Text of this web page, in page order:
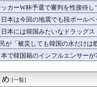
ッカー協会、W杯・五輪で複数
山で事故が相次いでいること
が第25・26号ホームランもド
】美味しいミートボール【ポ
での中国のプロパガンダ工作っ
以上聴いたJ-POP、この5曲」
」韓国サッカーに衝撃的不祥事
ルに肘をついてはいけない？
谷翔平が今永昇太から第25号弾
カーW杯予選で審判を性接待
本は今回の地震でも段ボール
本には韓国みたいなドラッグ
が「被災しても韓国の水だけ
で韓国籍のインフルエンサー
め [一覧]